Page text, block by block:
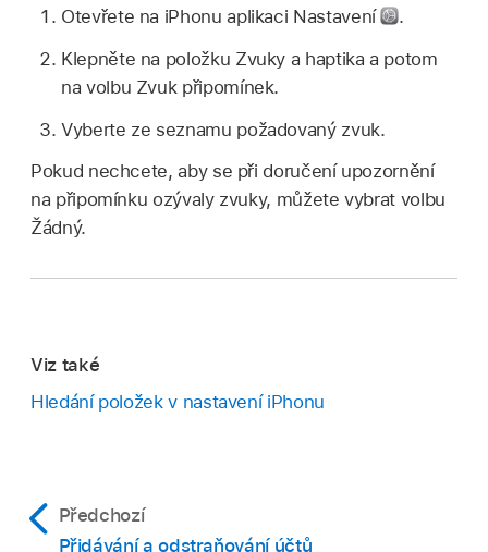
Otevřete na iPhonu aplikaci Nastavení
.
Klepněte na položku Zvuky a haptika a potom
na volbu Zvuk připomínek.
Vyberte ze seznamu požadovaný zvuk.
Pokud nechcete, aby se při doručení upozornění
na připomínku ozývaly zvuky, můžete vybrat volbu
Žádný.
Viz také
Hledání položek v nastavení iPhonu
Předchozí
Přidávání a odstraňování účtů